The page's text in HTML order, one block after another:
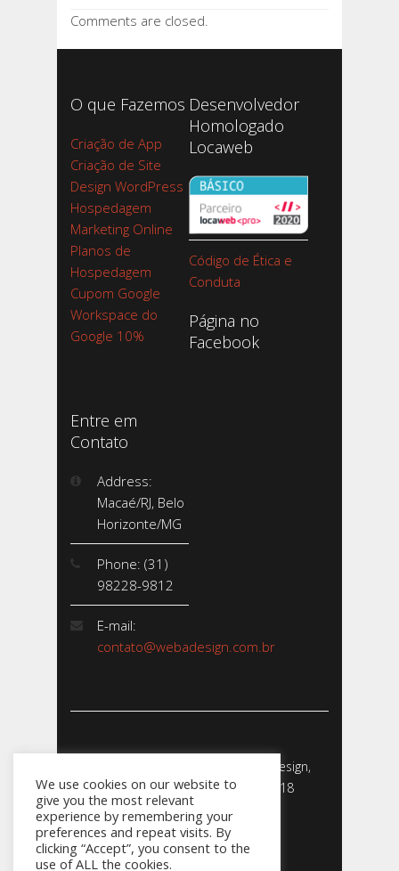
Comments are closed.
O que Fazemos
Criação de App
Criação de Site
Design WordPress
Hospedagem
Marketing Online
Planos de
Hospedagem
Cupom Google
Workspace do
Google 10%
Desenvolvedor
Homologado
Locaweb
Código de Ética e
Conduta
Página no
Facebook
Entre em
Contato
Address:
Macaé/RJ, Belo
Horizonte/MG
Phone: (31)
98228-9812
E-mail:
contato@webadesign.com.br
Webadesign - Empresa de Webdesign,
Desenvolvimento de Sites - 2018
CNPJ: 23.856.204/0001-­24
We use cookies on our website to
give you the most relevant
experience by remembering your
preferences and repeat visits. By
clicking “Accept”, you consent to the
use of ALL the cookies.